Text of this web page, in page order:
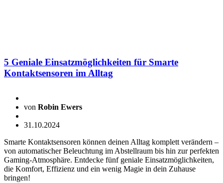
5 Geniale Einsatzmöglichkeiten für Smarte
Kontaktsensoren im Alltag
von Robin Ewers
31.10.2024
Smarte Kontaktsensoren können deinen Alltag komplett verändern –
von automatischer Beleuchtung im Abstellraum bis hin zur perfekten
Gaming-Atmosphäre. Entdecke fünf geniale Einsatzmöglichkeiten,
die Komfort, Effizienz und ein wenig Magie in dein Zuhause
bringen!